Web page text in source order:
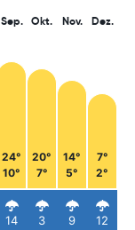
Sep.
24°
10°
14
Okt.
20°
7°
3
Nov.
14°
5°
9
Dez.
7°
2°
12